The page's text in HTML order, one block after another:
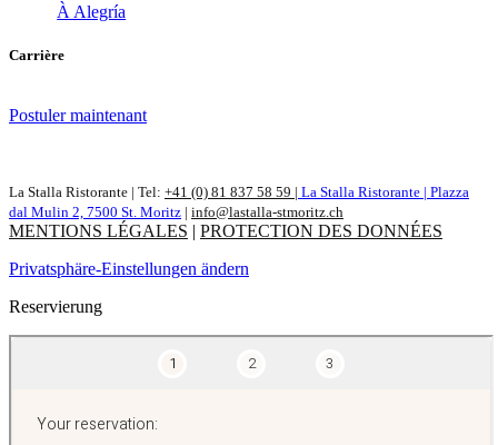
À Alegría
Carrière
Postuler maintenant
La Stalla Ristorante | Tel: +41 (0) 81 837 58 59 | La Stalla Ristorante | Plazza
dal Mulin 2, 7500 St. Moritz | info@lastalla-stmoritz.ch
MENTIONS LÉGALES | PROTECTION DES DONNÉES
Privatsphäre-Einstellungen ändern
Reservierung